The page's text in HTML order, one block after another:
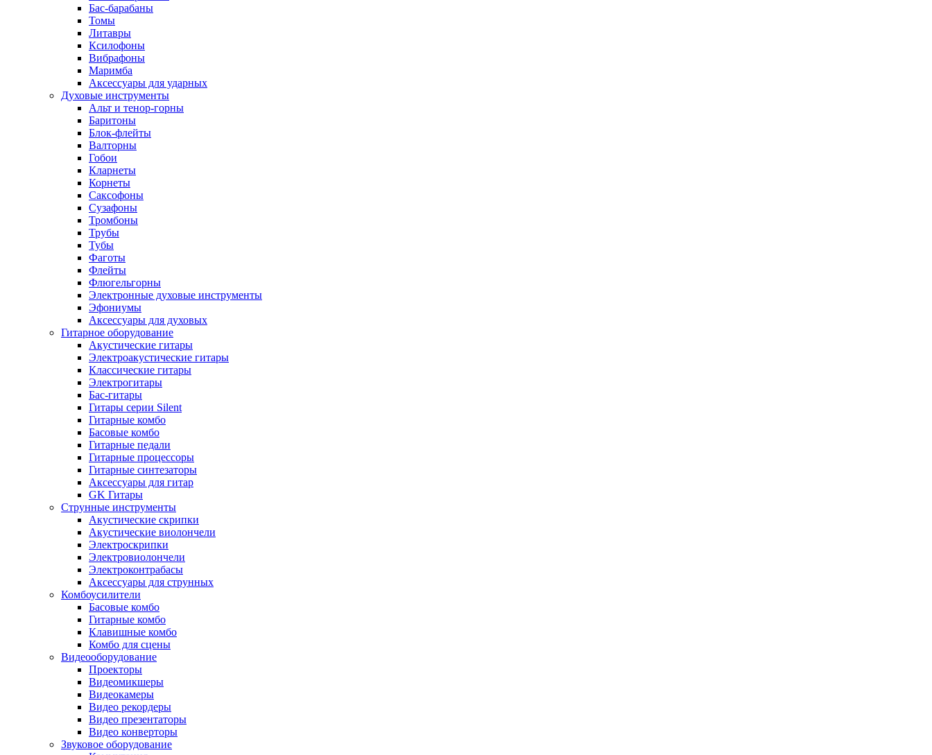
Бас-барабаны
Томы
Литавры
Ксилофоны
Вибрафоны
Маримба
Аксессуары для ударных
Духовые инструменты
Альт и тенор-горны
Баритоны
Блок-флейты
Валторны
Гобои
Кларнеты
Корнеты
Саксофоны
Сузафоны
Тромбоны
Трубы
Тубы
Фаготы
Флейты
Флюгельгорны
Электронные духовые инструменты
Эфониумы
Аксессуары для духовых
Гитарное оборудование
Акустические гитары
Электроакустические гитары
Классические гитары
Электрогитары
Бас-гитары
Гитары серии Silent
Гитарные комбо
Басовые комбо
Гитарные педали
Гитарные процессоры
Гитарные синтезаторы
Аксессуары для гитар
GK Гитары
Струнные инструменты
Акустические скрипки
Акустические виолончели
Электроскрипки
Электровиолончели
Электроконтрабасы
Аксессуары для струнных
Комбоусилители
Басовые комбо
Гитарные комбо
Клавишные комбо
Комбо для сцены
Видеооборудование
Проекторы
Видеомикшеры
Видеокамеры
Видео рекордеры
Видео презентаторы
Видео конверторы
Звуковое оборудование